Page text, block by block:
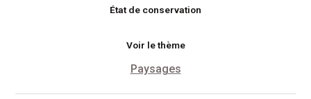
État de conservation
Voir le thème
Paysages